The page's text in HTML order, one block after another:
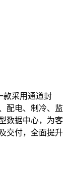
款采用通道封
配电、制冷、监
数据中心，为客
交付，全面提升